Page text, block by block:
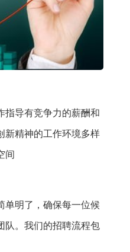
指导有竞争力的薪酬和
新精神的工作环境多样
间
单明了，确保每一位候
队。我们的招聘流程包